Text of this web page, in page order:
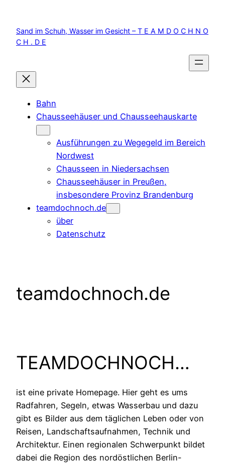
springen
Sand im Schuh, Wasser im Gesicht – T E A M D O C H N O
C H . D E
Bahn
Chausseehäuser und Chausseehauskarte
Ausführungen zu Wegegeld im Bereich
Nordwest
Chausseen in Niedersachsen
Chausseehäuser in Preußen,
insbesondere Provinz Brandenburg
teamdochnoch.de
über
Datenschutz
teamdochnoch.de
TEAMDOCHNOCH…
ist eine private Homepage. Hier geht es ums
Radfahren, Segeln, etwas Wasserbau und dazu
gibt es Bilder aus dem täglichen Leben oder von
Reisen, Landschaftsaufnahmen, Technik und
Architektur. Einen regionalen Schwerpunkt bildet
dabei die Region des nordöstlichen Berlin-